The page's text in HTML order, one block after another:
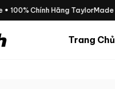
100% Chính Hãng TaylorMade
Trang Chủ